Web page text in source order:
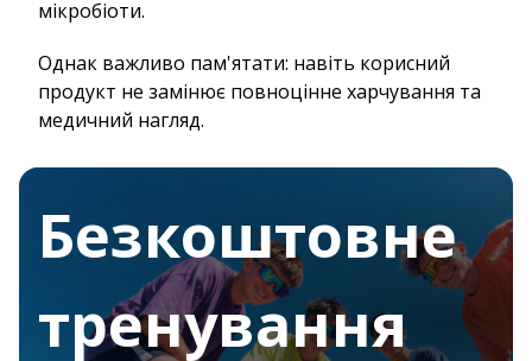
мікробіоти.
Однак важливо пам'ятати: навіть корисний
продукт не замінює повноцінне харчування та
медичний нагляд.
Безкоштовне
тренування